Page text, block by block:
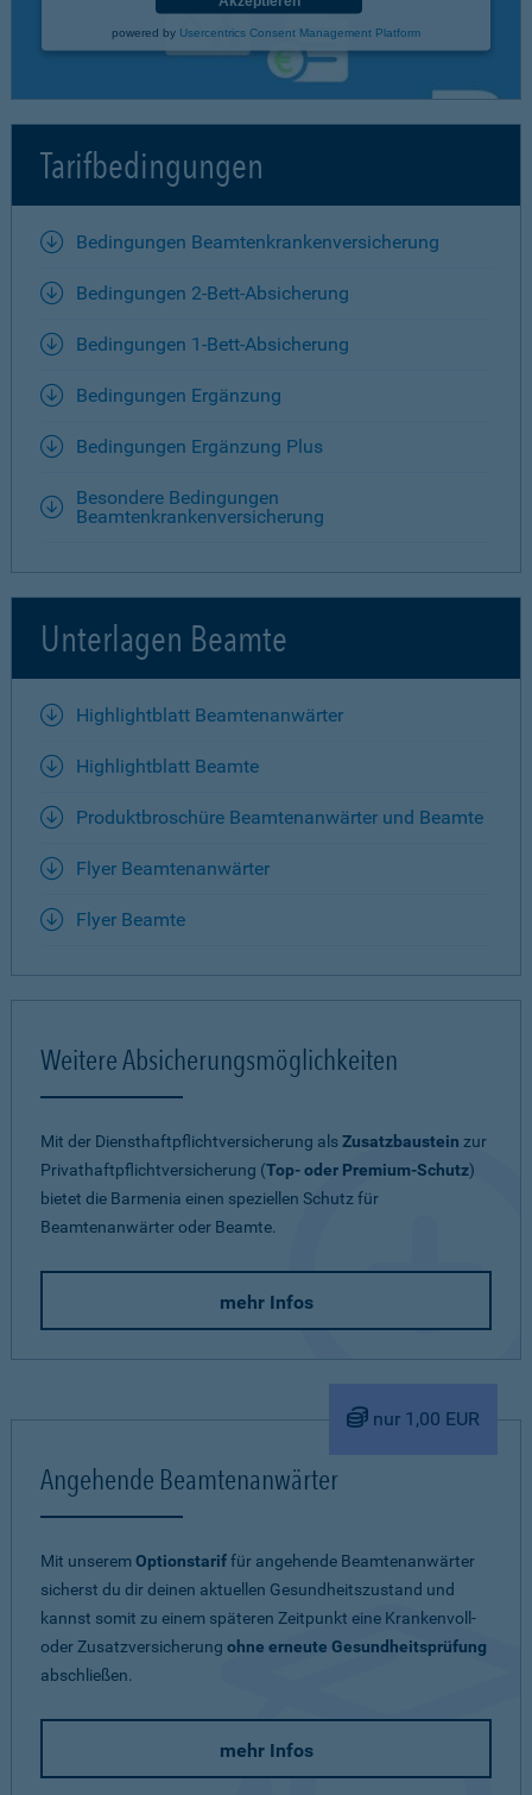
powered by Usercentrics Consent Management Platform
Tarifbedingungen
Bedingungen Beamtenkrankenversicherung
Bedingungen 2-Bett-Absicherung
Bedingungen 1-Bett-Absicherung
Bedingungen Ergänzung
Bedingungen Ergänzung Plus
Besondere Bedingungen
Beamtenkrankenversicherung
Unterlagen Beamte
Highlightblatt Beamtenanwärter
Highlightblatt Beamte
Produktbroschüre Beamtenanwärter und Beamte
Flyer Beamtenanwärter
Flyer Beamte
Weitere Absicherungsmöglichkeiten
Mit der Diensthaftpflichtversicherung alsZusatzbaustein zur
Privathaftpflichtversicherung (Top- oder Premium-Schutz)
bietet die Barmenia einen speziellen Schutz für
Beamtenanwärter oder Beamte.
mehr Infos
nur 1,00 EUR
Angehende Beamtenanwärter
Mit unseremOptionstariffür angehende Beamtenanwärter
sicherst du dir deinen aktuellen Gesundheitszustand und
kannst somit zu einem späteren Zeitpunkt eine Krankenvoll-
oder Zusatzversicherung ohne erneute Gesundheitsprüfung
abschließen.
mehr Infos